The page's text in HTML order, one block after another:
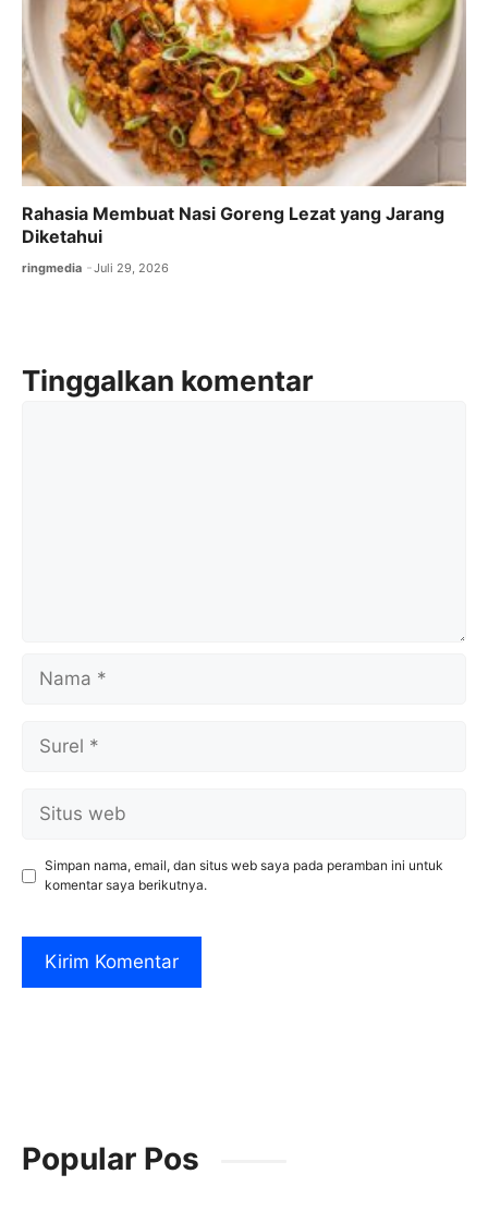
Rahasia Membuat Nasi Goreng Lezat yang Jarang
Diketahui
ringmedia Juli 29, 2026
Tinggalkan komentar
Nama
Surel
Situs
web
Simpan nama, email, dan situs web saya pada peramban ini untuk
komentar saya berikutnya.
Popular Pos